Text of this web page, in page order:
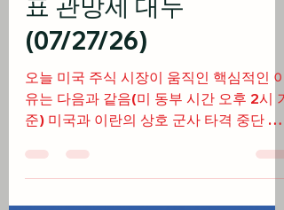
미국 주식
국제 유가 하락에도 반도
체 하락 빅테크 실적 발
(07/27/26)